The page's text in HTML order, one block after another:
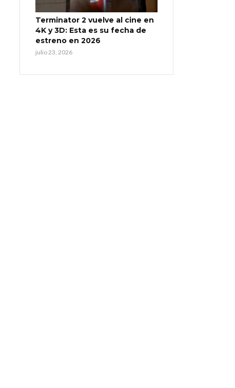
Terminator 2 vuelve al cine en
4K y 3D: Esta es su fecha de
estreno en 2026
julio 23, 2026